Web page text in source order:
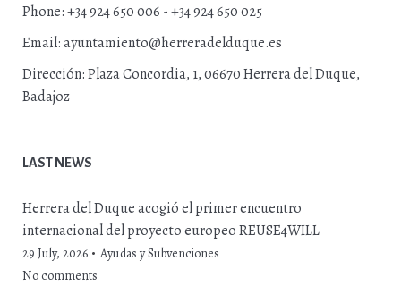
Phone:+34 924 650 006 - +34 924 650 025
Email:ayuntamiento@herreradelduque.es
Dirección:Plaza Concordia, 1, 06670 Herrera del Duque,
Badajoz
LAST NEWS
Herrera del Duque acogió el primer encuentro
internacional del proyecto europeo REUSE4WILL
29 July, 2026
Ayudas y Subvenciones
No comments